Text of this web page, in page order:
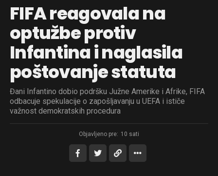
FIFA reagovala na
optužbe protiv
Infantina i naglasila
poštovanje statuta
Đani Infantino dobio podršku Južne Amerike i Afrike, FIFA
odbacuje spekulacije o zapošljavanju u UEFA i ističe
važnost demokratskih procedura
Objavljeno pre: 10 sati